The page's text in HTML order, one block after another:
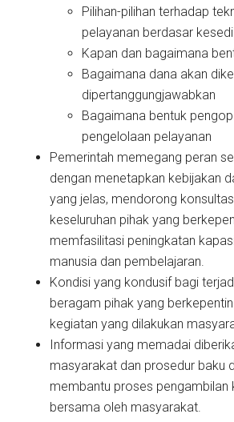
Pilihan-pilihan terhadap
pelayanan berdasar
Kapan dan bagaimana
Bagaimana dana akan
dipertanggungjawabkan
Bagaimana bentuk
pengelolaan pelayanan
Pemerintah memegang peran
dengan menetapkan kebijakan
yang jelas, mendorong
keseluruhan pihak yang
memfasilitasi peningkatan
manusia dan pembelajaran.
Kondisi yang kondusif bagi
beragam pihak yang
kegiatan yang dilakukan
Informasi yang memadai
masyarakat dan prosedur baku
membantu proses pengambilan
bersama oleh masyarakat.